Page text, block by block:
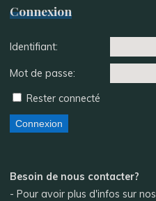
Connexion
Identifiant:
Mot de passe:
Rester connecté
Connexion
Besoin de nous contacter?
- Pour avoir plus d'infos sur